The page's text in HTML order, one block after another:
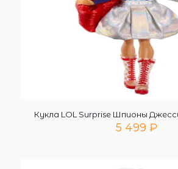
Кукла LOL Surprise Шпионы
5 499 ₽